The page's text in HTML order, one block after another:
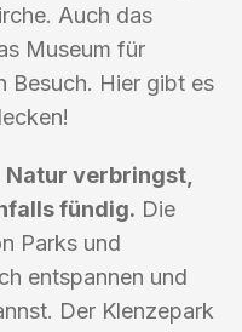
Auch das
Museum für
Besuch. Hier gibt es
Natur verbringst,
fündig. Die
Parks und
entspannen und
Der Klenzepark